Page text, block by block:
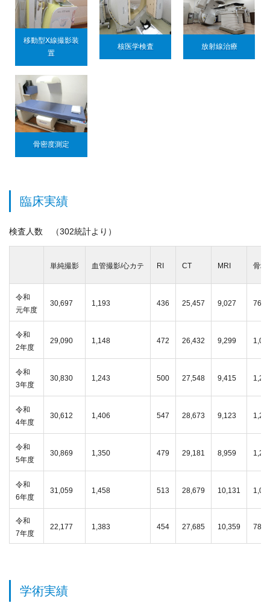
移動型X線撮影装
置
核医学検査 放射線治療
骨密度測定
臨床実績
検査人数 （302統計より）
単純撮影 血管撮影/心カテ RI CT MRI 骨塩
令和
元年度
30,697 1,193 436 25,457 9,027 764
令和
2年度
29,090 1,148 472 26,432 9,299
令和
3年度
30,830 1,243 500 27,548 9,415
令和
4年度
30,612 1,406 547 28,673 9,123
令和
5年度
30,869 1,350 479 29,181 8,959
令和
6年度
31,059 1,458 513 28,679 10,131
令和
7年度
22,177 1,383 454 27,685 10,359 783
学術実績